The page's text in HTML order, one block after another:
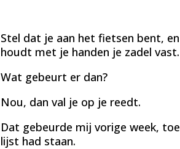
Stel dat je aan het fietsen bent,
houdt met je handen je zadel vast.
Wat gebeurt er dan?
Nou, dan val je op je reedt.
Dat gebeurde mij vorige week,
lijst had staan.